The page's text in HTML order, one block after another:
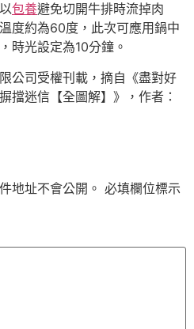
包養避免切開牛排時流掉肉
度約為60度，此次可應用鍋中
時光設定為10分鐘。
公司受權刊載，摘自《盡對好
摒擋迷信【全圖解】》，作者：
地址不會公開。 必填欄位標示